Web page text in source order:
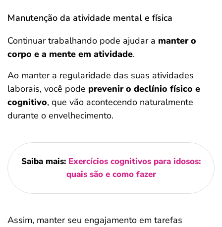
Manutenção da atividade mental e física
Continuar trabalhando pode ajudar a manter o
corpo e a mente em atividade.
Ao manter a regularidade das suas atividades
laborais, você pode prevenir o declínio físico e
cognitivo, que vão acontecendo naturalmente
durante o envelhecimento.
Saiba mais: Exercícios cognitivos para idosos:
quais são e como fazer
Assim, manter seu engajamento em tarefas